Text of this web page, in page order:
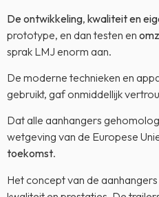
De ontwikkeling, kwaliteit en
prototype, en dan testen en
sprak LMJ enorm aan.
De moderne technieken en
gebruikt, gaf onmiddellijk
Dat alle aanhangers
wetgeving van de Europese
toekomst.
Het concept van de